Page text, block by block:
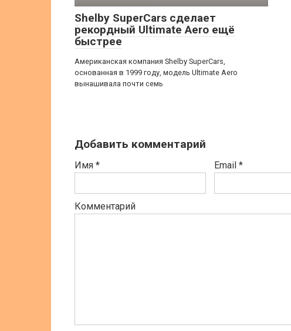
Shelby SuperCars сделает
рекордный Ultimate Aero ещё
быстрее
Американская компания Shelby SuperCars,
основанная в 1999 году, модель Ultimate Aero
вынашивала почти семь
Добавить комментарий
Имя * Email *
Комментарий